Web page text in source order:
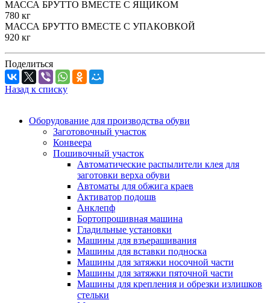
МАССА БРУТТО ВМЕСТЕ С ЯЩИКОМ
780 кг
МАССА БРУТТО ВМЕСТЕ С УПАКОВКОЙ
920 кг
Поделиться
Назад к списку
Оборудование для производства обуви
Заготовочный участок
Конвеера
Пошивочный участок
Автоматические распылители клея для
заготовки верха обуви
Автоматы для обжига краев
Активатор подошв
Анклепф
Бортопрошивная машина
Гладильные установки
Машины для взъерашивания
Машины для вставки подноска
Машины для затяжки носочной части
Машины для затяжки пяточной части
Машины для крепления и обрезки излишков
стельки